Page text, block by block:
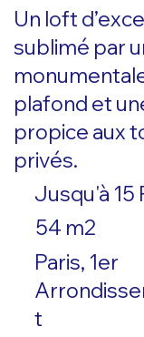
Un loft
sublimé par
plafond et
propice aux
privés.
Jusqu'à 15
54 m2
Paris, 1er
t